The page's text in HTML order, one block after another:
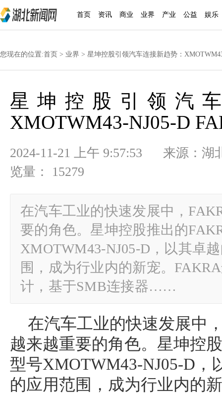
首页 资讯 商业 业界 产业 公益 娱乐
您现在的位置:首页 > 业界 > 星坤控股引领汽车连接新趋势：
星坤控股引领汽
XMOTWM43-NJ05-D
2024-11-21 上午 9:57:53 来源：
览量： 15279
在汽车工业的快速发展中，
要的角色。星坤控股推出的
XMOTWM43-NJ05-D，以其卓
围，成为行业内的新宠。
计，基于SMB连接器……
在汽车工业的快速发展中
越来越重要的角色。星坤控
型号XMOTWM43-NJ05-D，
的应用范围，成为行业内的